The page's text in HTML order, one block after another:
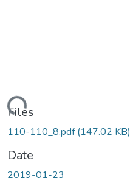
Files
110-110_8.pdf(147.02 KB)
Date
2019-01-23